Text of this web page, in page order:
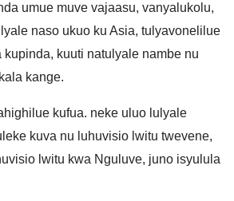
umue muve vajaasu, vanyalukolu,
naso ukuo ku Asia, tulyavonelilue
kupinda, kuuti natulyale nambe nu
kange.
kufua. neke uluo lulyale
kuva nu luhuvisio lwitu twevene,
lwitu kwa Nguluve, juno isyulula